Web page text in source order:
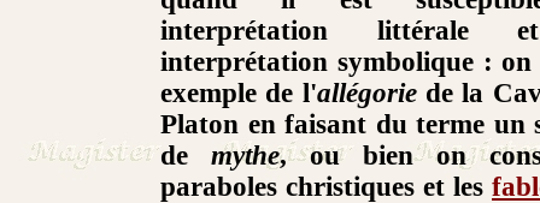
interprétation littérale
interprétation symbolique :
exemple de l'allégoriede la
Platon en faisant du terme un
de mythe, ou bien on
paraboles christiques et les